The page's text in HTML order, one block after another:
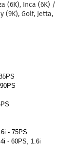
(6K), Inca (6K) /
(9K), Golf, Jetta,
- 75PS
- 60PS, 1.6i